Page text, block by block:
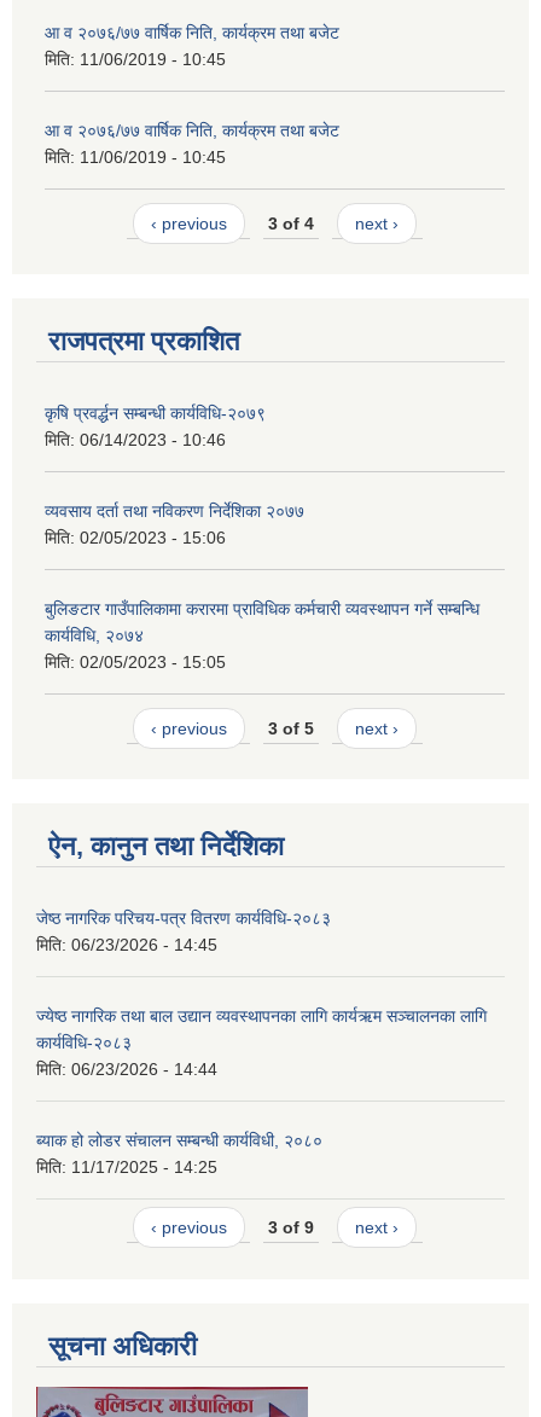
आ व २०७६/७७ वार्षिक निति, कार्यक्रम तथा बजेट
मिति: 11/06/2019 - 10:45
आ व २०७६/७७ वार्षिक निति, कार्यक्रम तथा बजेट
मिति: 11/06/2019 - 10:45
‹ previous 3 of 4 next ›
राजपत्रमा प्रकाशित
कृषि प्रवर्द्धन सम्बन्धी कार्यविधि-२०७९
मिति: 06/14/2023 - 10:46
व्यवसाय दर्ता तथा नविकरण निर्देशिका २०७७
मिति: 02/05/2023 - 15:06
बुलिङटार गाउँपालिकामा करारमा प्राविधिक कर्मचारी व्यवस्थापन गर्ने सम्बन्धि
कार्यविधि, २०७४
मिति: 02/05/2023 - 15:05
‹ previous 3 of 5 next ›
ऐन, कानुन तथा निर्देशिका
जेष्ठ नागरिक परिचय-पत्र वितरण कार्यविधि-२०८३
मिति: 06/23/2026 - 14:45
ज्येष्ठ नागरिक तथा बाल उद्यान व्यवस्थापनका लागि कार्यऋम सञ्चालनका लागि
कार्यविधि-२०८३
मिति: 06/23/2026 - 14:44
ब्याक हो लोडर संचालन सम्बन्धी कार्यविधी, २०८०
मिति: 11/17/2025 - 14:25
‹ previous 3 of 9 next ›
सूचना अधिकारी